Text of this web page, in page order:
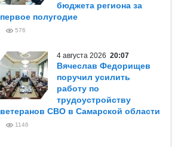
бюджета региона за
первое полугодие
576
4 августа 2026 20:07
Вячеслав Федорищев
поручил усилить
работу по
трудоустройству
ветеранов СВО в Самарской области
1146